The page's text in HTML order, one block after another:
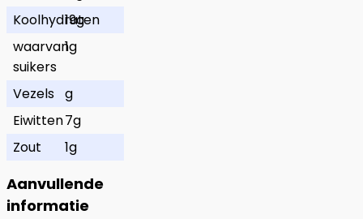
Koolhydraten
19g
waarvan
suikers
1g
Vezels g
Eiwitten7g
Zout
1g
Aanvullende
informatie